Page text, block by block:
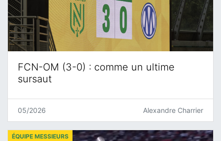
FCN-OM (3-0) : comme un ultime
sursaut
05/2026 Alexandre Charrier
ÉQUIPE MESSIEURS